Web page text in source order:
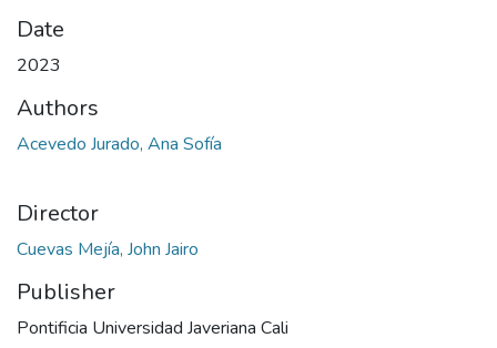
Date
2023
Authors
Acevedo Jurado, Ana Sofía
Director
Cuevas Mejía, John Jairo
Publisher
Pontificia Universidad Javeriana Cali